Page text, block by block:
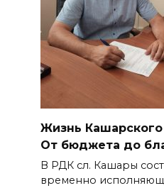
Жизнь
От бюджета до
В РДК сл. Кашары
временно